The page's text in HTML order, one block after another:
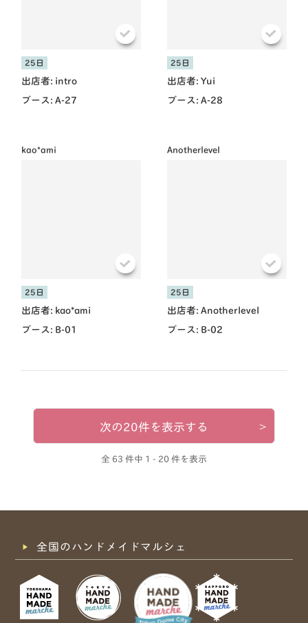
25日
出店者: intro
ブース: A-27
25日
出店者: Yui
ブース: A-28
kao*ami
25日
出店者: kao*ami
ブース: B-01
Anotherlevel
25日
出店者: Anotherlevel
ブース: B-02
次の20件を表示する >
全 63 件中 1 - 20 件を表示
全国のハンドメイドマルシェ